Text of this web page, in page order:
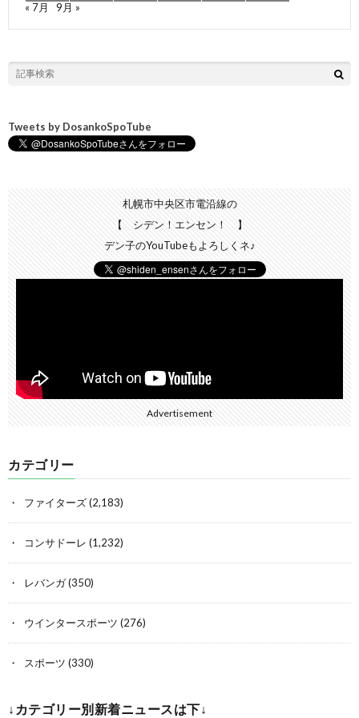
« 7月 9月 »
Tweets by DosankoSpoTube
札幌市中央区市電沿線の
【 シデン！エンセン！ 】
デン子のYouTubeもよろしくネ♪
Advertisement
カテゴリー
ファイターズ(2,183)
コンサドーレ (1,232)
レバンガ(350)
ウインタースポーツ (276)
スポーツ (330)
↓カテゴリー別新着ニュースは下↓